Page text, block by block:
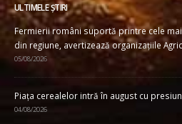
ULTIMELE ȘTIRI
Fermierii români suportă printre cele
din regiune, avertizează organizațiile
05/08/2026
Piața cerealelor intră în august cu
04/08/2026